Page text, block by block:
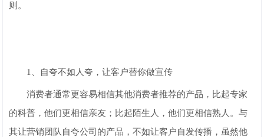
则。
1、自夸不如人夸，让客户替你做宣传
消费者通常更容易相信其他消费者推荐的产品，比起专家
的科普，他们更相信亲友；比起陌生人，他们更相信熟人。与
其让营销团队自夸公司的产品，不如让客户自发传播，虽然他